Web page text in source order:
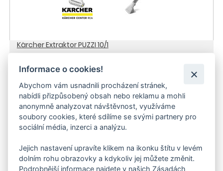
Kärcher Extraktor PUZZI 10/1
15 355 Kč
Doporučujeme
Doprava zdarma
Informace o cookies!
Abychom vám usnadnili procházení stránek,
nabídli přizpůsobený obsah nebo reklamu a mohli
anonymně analyzovat návštěvnost, využíváme
soubory cookies, které sdílíme se svými partnery pro
sociální média, inzerci a analýzu.
Jejich nastavení upravíte klikem na ikonku štítu v levém
dolním rohu obrazovky a kdykoliv jej můžete změnit.
Podrobnější informace najdete v našich Zásadách